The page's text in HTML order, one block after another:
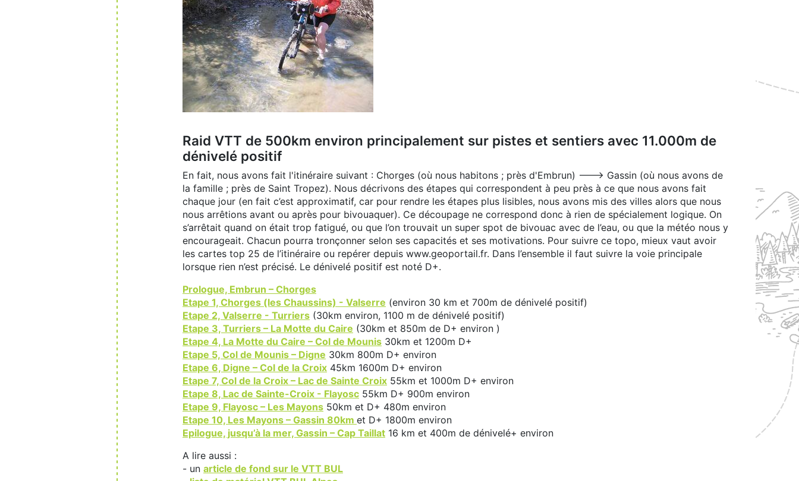
Raid VTT de 500km environ principalement sur pistes et sentiers avec 11.000m de
dénivelé positif
En fait, nous avons fait l'itinéraire suivant : Chorges (où nous habitons ; près d'Embrun) ---> Gassin (où nous avons de
la famille ; près de Saint Tropez). Nous décrivons des étapes qui correspondent à peu près à ce que nous avons fait
chaque jour (en fait c’est approximatif, car pour rendre les étapes plus lisibles, nous avons mis des villes alors que nous
nous arrêtions avant ou après pour bivouaquer). Ce découpage ne correspond donc à rien de spécialement logique. On
s’arrêtait quand on était trop fatigué, ou que l’on trouvait un super spot de bivouac avec de l’eau, ou que la météo nous y
encourageait. Chacun pourra tronçonner selon ses capacités et ses motivations. Pour suivre ce topo, mieux vaut avoir
les cartes top 25 de l’itinéraire ou repérer depuis www.geoportail.fr. Dans l’ensemble il faut suivre la voie principale
lorsque rien n’est précisé. Le dénivelé positif est noté D+.
Prologue, Embrun – Chorges
Etape 1, Chorges (les Chaussins) - Valserre (environ 30 km et 700m de dénivelé positif)
Etape 2, Valserre - Turriers (30km environ, 1100 m de dénivelé positif)
Etape 3, Turriers – La Motte du Caire (30km et 850m de D+ environ )
Etape 4, La Motte du Caire – Col de Mounis 30km et 1200m D+
Etape 5, Col de Mounis – Digne 30km 800m D+ environ
Etape 6, Digne – Col de la Croix 45km 1600m D+ environ
Etape 7, Col de la Croix – Lac de Sainte Croix 55km et 1000m D+ environ
Etape 8, Lac de Sainte-Croix - Flayosc 55km D+ 900m environ
Etape 9, Flayosc – Les Mayons 50km et D+ 480m environ
Etape 10, Les Mayons – Gassin 80km et D+ 1800m environ
Epilogue, jusqu’à la mer, Gassin – Cap Taillat 16 km et 400m de dénivelé+ environ
A lire aussi :
- un article de fond sur le VTT BUL